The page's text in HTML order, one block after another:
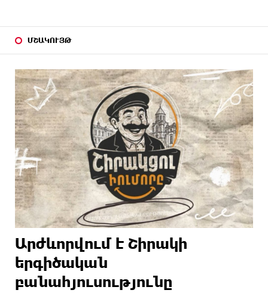
ՄՇԱԿՈՒՅԹ
Արժևորվում է Շիրակի
երգիծական
բանահյուսությունը